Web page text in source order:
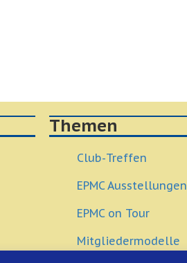
Themen
Club-Treffen
EPMC Ausstellungen
EPMC on Tour
Mitgliedermodelle